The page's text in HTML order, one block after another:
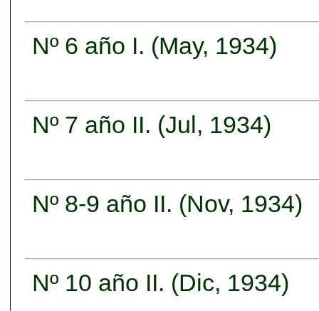
Nº 6 año I. (May, 1934)
Nº 7 año II. (Jul, 1934)
Nº 8-9 año II. (Nov, 1934)
Nº 10 año II. (Dic, 1934)